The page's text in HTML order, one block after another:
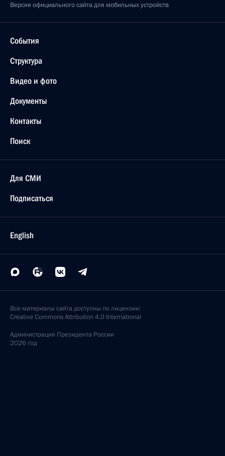
Версия официального сайта для мобильных устройств
События
Структура
Видео и фото
Документы
Контакты
Поиск
Для СМИ
Подписаться
English
Все материалы сайта доступны по лицензии:
Creative Commons Attribution 4.0 International
Администрация Президента России
2026 год